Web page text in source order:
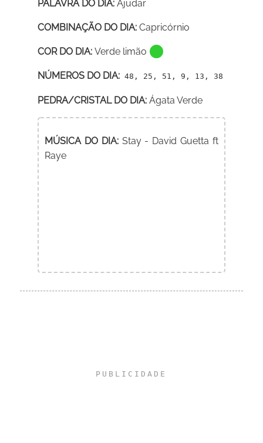
PALAVRA DO DIA: Ajudar
COMBINAÇÃO DO DIA: Capricórnio
COR DO DIA: Verde limão
NÚMEROS DO DIA: 48, 25, 51, 9, 13, 38
PEDRA/CRISTAL DO DIA: Ágata Verde
MÚSICA DO DIA:Stay - David Guetta ft
Raye